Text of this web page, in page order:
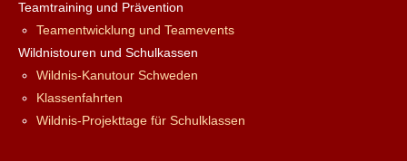
Teamtraining und Prävention
Teamentwicklung und Teamevents
Wildnistouren und Schulkassen
Wildnis-Kanutour Schweden
Klassenfahrten
Wildnis-Projekttage für Schulklassen